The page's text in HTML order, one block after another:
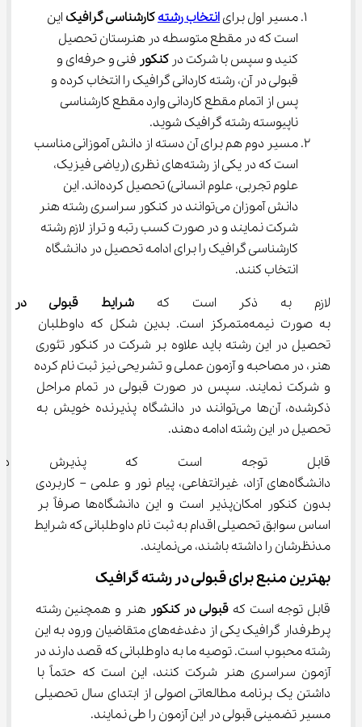
مسیر اول برای انتخاب رشته کارشناسی گرافیک این
است که در مقطع متوسطه در هنرستان تحصیل
کنید و سپس با شرکت در کنکور
فنی و حرفه‌ای و
قبولی در آن، رشته کاردانی گرافیک را انتخاب کرده و
پس از اتمام مقطع کاردانی وارد مقطع کارشناسی
ناپیوسته رشته گرافیک شوید.
مسیر دوم هم برای آن دسته از دانش آموزانی مناسب
است که در یکی از رشته‌های نظری (ریاضی فیزیک،
علوم تجربی، علوم انسانی) تحصیل کرده‌اند. این
دانش آموزان می‌توانند در کنکور سراسری رشته هنر
شرکت نمایند و در صورت کسب رتبه و تراز لازم رشته
کارشناسی گرافیک را برای ادامه تحصیل در دانشگاه
انتخاب کنند.
لازم به ذکر است که شرایط قبولی در
به صورت نیمه‌متمرکز است. بدین شکل که داوطلبان
تحصیل در این رشته باید علاوه بر شرکت در کنکور تئوری
هنر، در مصاحبه و آزمون عملی و تشریحی نیز ثبت نام کرده
و شرکت نمایند. سپس در صورت قبولی در تمام مراحل
ذکرشده، آن‌ها می‌توانند در دانشگاه پذیرنده خویش به
تحصیل در این رشته ادامه دهند.
قابل توجه است که پذیرش
دانشگاه‌های آزاد، غیرانتفاعی، پیام نور و علمی – کاربردی
بدون کنکور امکان‌پذیر است و این دانشگاه‌ها صرفاً بر
اساس سوابق تحصیلی اقدام به ثبت نام داوطلبانی که شرایط
مدنظرشان را داشته باشند، می‌نمایند.
بهترین منبع برای قبولی در رشته گرافیک
قابل توجه است که قبولی در کنکور هنر و همچنین رشته
پرطرفدار گرافیک یکی از دغدغه‌های متقاضیان ورود به این
رشته محبوب است. توصیه ما به داوطلبانی که قصد دارند در
آزمون سراسری هنر شرکت کنند، این است که حتماً با
داشتن یک برنامه مطالعاتی اصولی از ابتدای سال تحصیلی
مسیر تضمینی قبولی در این آزمون را طی نمایند.